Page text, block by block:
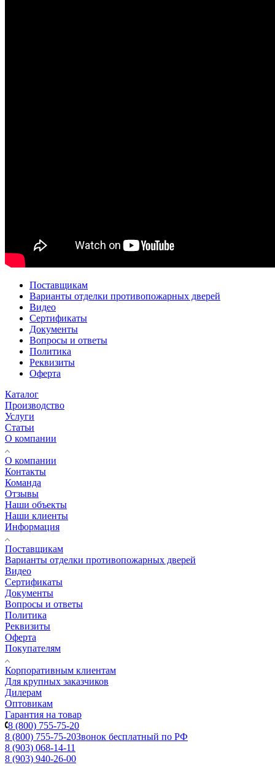
Поставщикам
Варианты отделки противопожарных дверей
Видео
Сертификаты
Документы
Вопросы и ответы
Политика
Реквизиты
Оферта
Каталог
Производство
Услуги
Статьи
О компании
О компании
Контакты
Команда
Отзывы
Наши объекты
Наши клиенты
Информация
Поставщикам
Варианты отделки противопожарных дверей
Видео
Сертификаты
Документы
Вопросы и ответы
Политика
Реквизиты
Оферта
Покупателям
Корпоративным клиентам
Для крупных заказчиков
Дилерам
Оптовикам
Гарантия на товар
8 (800) 755-75-20
8 (800) 755-75-20Звонок бесплатный по РФ
8 (903) 068-14-11
8 (903) 940-26-00